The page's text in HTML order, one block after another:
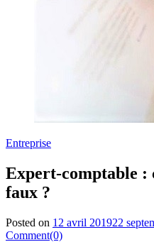
Entreprise
Expert-comptable :
faux ?
Posted on 12 avril 201922
Comment(0)